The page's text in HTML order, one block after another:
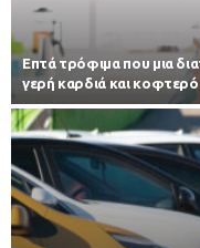
Επτά τρόφιμα που μια
γερή καρδιά και